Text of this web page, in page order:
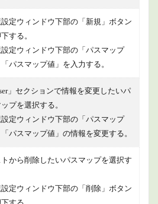
定ウィンドウ下部の「新規」ボタン
する。
定ウィンドウ下部の「パスマップ
パスマップ値」を入力する。
」セクションで情報を変更したいパ
プを選択する。
定ウィンドウ下部の「パスマップ
パスマップ値」の情報を変更する。
トから削除したいパスマップを選択す
定ウィンドウ下部の「削除」ボタン